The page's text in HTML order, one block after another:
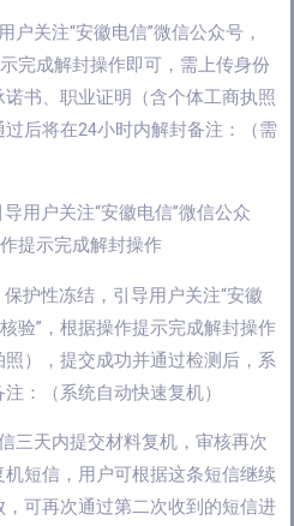
关注“安徽电信”微信公众号，
完成解封操作即可，需上传身份
书、职业证明（含个体工商执照
后将在24小时内解封备注：（需
用户关注“安徽电信”微信公众
提示完成解封操作
护性冻结，引导用户关注“安徽
验”，根据操作提示完成解封操作
照），提交成功并通过检测后，系
：（系统自动快速复机）
三天内提交材料复机，审核再次
短信，用户可根据这条短信继续
可再次通过第二次收到的短信进